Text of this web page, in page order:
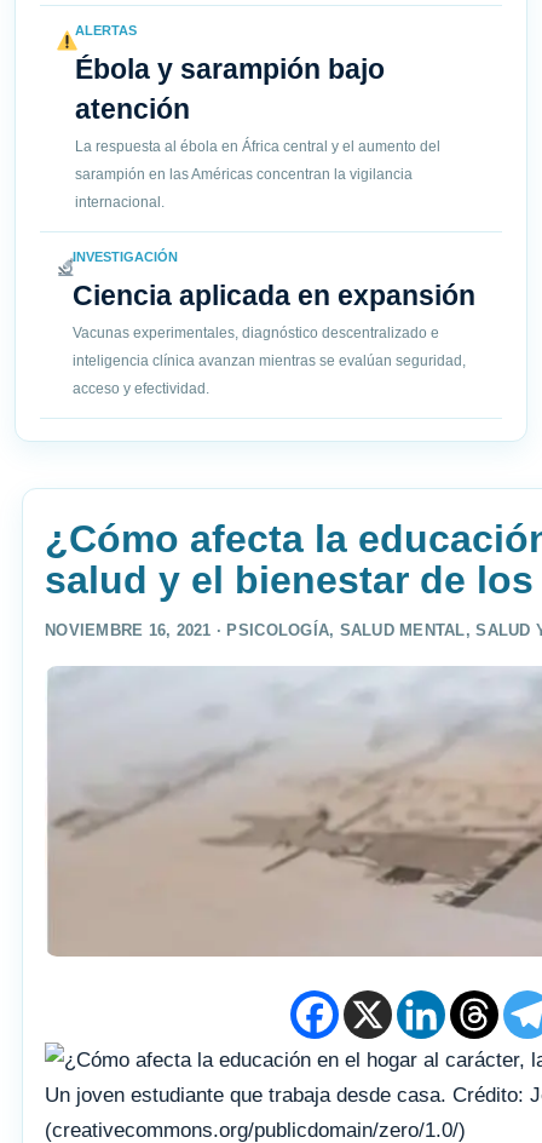
ALERTAS
Ébola y sarampión bajo
atención
La respuesta al ébola en África central y el aumento del
sarampión en las Américas concentran la vigilancia
internacional.
INVESTIGACIÓN
Ciencia aplicada en expansión
Vacunas experimentales, diagnóstico descentralizado e
inteligencia clínica avanzan mientras se evalúan seguridad,
acceso y efectividad.
¿Cómo afecta la
salud y el bienestar de
NOVIEMBRE 16, 2021 · PSICOLOGÍA, SALUD MENTAL,SALUD
Un joven estudiante que trabaja desde casa. Crédito:
(creativecommons.org/publicdomain/zero/1.0/)